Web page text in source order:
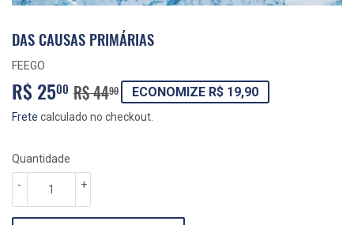
DAS CAUSAS PRIMÁRIAS
FEEGO
R$ 2500 R$ 4490PREÇO
NORMAL
R$
44,90
PREÇO
PROMOCIONAL
R$
25,00
ECONOMIZE R$ 19,90
Frete calculado no checkout.
Quantidade
+
-